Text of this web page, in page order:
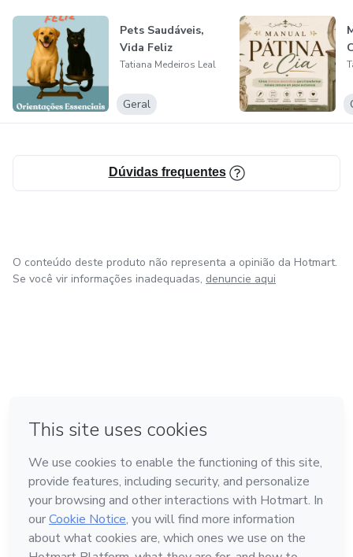
Pets Saudáveis,
Vida Feliz
Tatiana Medeiros Leal
Geral
Dúvidas frequentes
O conteúdo deste produto não representa a opinião da Hotmart.
Se você vir informações inadequadas, denuncie aqui
Feito com ❤ na Cidade do México
Conheça a Hotmart